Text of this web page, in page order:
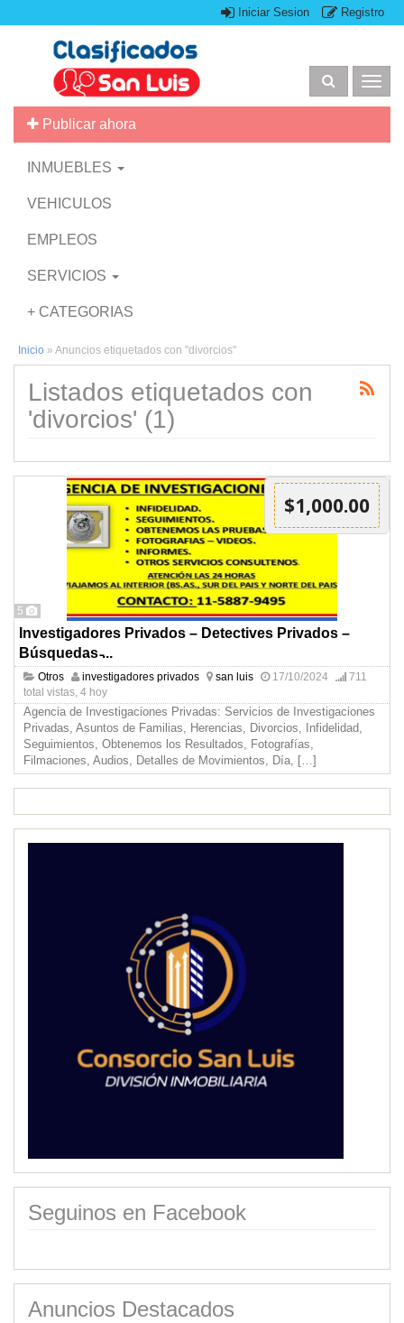
Iniciar Sesion Registro
Publicar ahora
INMUEBLES
VEHICULOS
EMPLEOS
SERVICIOS
+ CATEGORIAS
Inicio » Anuncios etiquetados con "divorcios"
Listados etiquetados con
'divorcios' (1)
5
$1,000.00
Investigadores Privados – Detectives Privados –
Búsquedas ̵...
Otros investigadores privados san luis 17/10/2024
711
total vistas, 4 hoy
Agencia de Investigaciones Privadas: Servicios de Investigaciones
Privadas, Asuntos de Familias, Herencias, Divorcios, Infidelidad,
Seguimientos, Obtenemos los Resultados, Fotografías,
Filmaciones, Audios, Detalles de Movimientos, Día, […]
Seguinos en Facebook
Anuncios Destacados